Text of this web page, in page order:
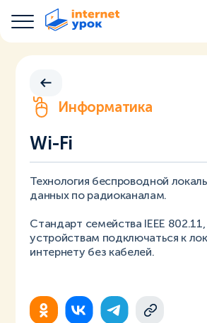
Информатика
Wi-Fi
Технология беспроводной
данных по радиоканалам.
Стандарт семейства IEEE
устройствам подключаться к
интернету без кабелей.